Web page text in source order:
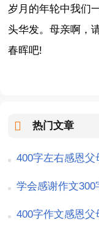
岁月的年轮中我们
头华发。母亲啊，
春晖吧!
热门文章
400字左右感恩父
学会感谢作文300
400字作文感恩父